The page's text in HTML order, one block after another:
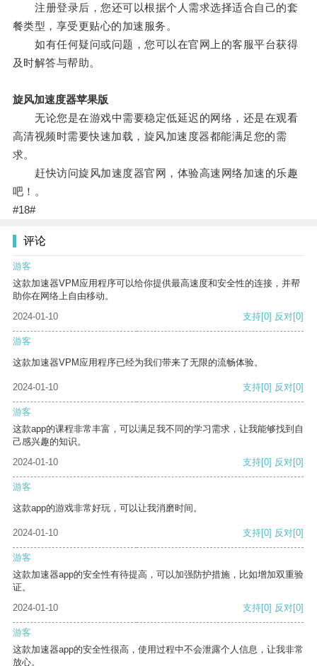
注册登录后，您还可以根据个人需求选择适合自己的套
餐类型，享受更贴心的加速服务。
如有任何疑问或问题，您可以在官网上的客服平台获得
及时解答与帮助。
旋风加速度器苹果版
无论您是在游戏中需要稳定低延迟的网络，还是在观看
高清视频时需要快速加载，旋风加速度器都能满足您的需
求。
赶快访问旋风加速度器官网，体验高速网络加速的乐趣
吧！。
#18#
评论
游客
这款加速器VPM应用程序可以给你提供最高速度和安全性的连接，并帮
助你在网络上自由移动。
2024-01-10
支持[0] 反对[0]
游客
这款加速器VPM应用程序已经为我们带来了无限的流畅体验。
2024-01-10 支持[0] 反对[0]
游客
这款app的课程非常丰富，可以满足我不同的学习需求，让我能够找到自
己感兴趣的知识。
2024-01-10
支持[0] 反对[0]
游客
这款app的游戏非常好玩，可以让我消磨时间。
2024-01-10 支持[0] 反对[0]
游客
这款加速器app的安全性有待提高，可以加强防护措施，比如增加双重验
证。
2024-01-10
支持[0] 反对[0]
游客
这款加速器app的安全性很高，使用过程中不会泄露个人信息，让我非常
放心。